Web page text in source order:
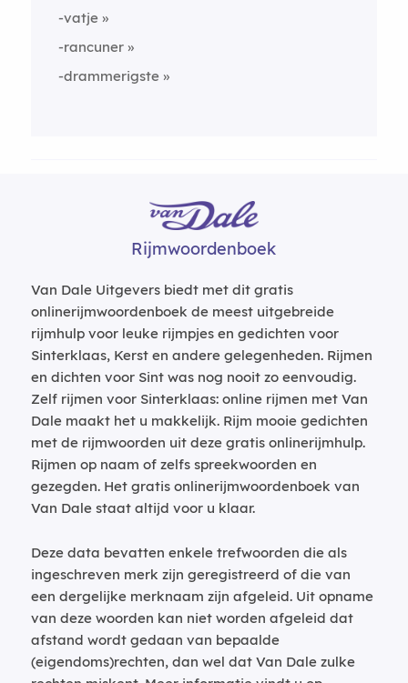
-vatje
-rancuner
-drammerigste
Rijmwoordenboek
Van Dale Uitgevers biedt met dit gratis
onlinerijmwoordenboek de meest uitgebreide
rijmhulp voor leuke rijmpjes en gedichten voor
Sinterklaas, Kerst en andere gelegenheden. Rijmen
en dichten voor Sint was nog nooit zo eenvoudig.
Zelf rijmen voor Sinterklaas: online rijmen met Van
Dale maakt het u makkelijk. Rijm mooie gedichten
met de rijmwoorden uit deze gratis onlinerijmhulp.
Rijmen op naam of zelfs spreekwoorden en
gezegden. Het gratis onlinerijmwoordenboek van
Van Dale staat altijd voor u klaar.
Deze data bevatten enkele trefwoorden die als
ingeschreven merk zijn geregistreerd of die van
een dergelijke merknaam zijn afgeleid. Uit opname
van deze woorden kan niet worden afgeleid dat
afstand wordt gedaan van bepaalde
(eigendoms)rechten, dan wel dat Van Dale zulke